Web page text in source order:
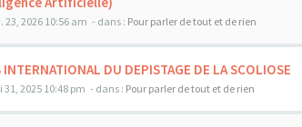
23, 2026 10:56 am - dans : Pour parler de tout et de rien
DU DEPISTAGE DE LA SCOLIOSE
2025 10:48 pm - dans : Pour parler de tout et de rien